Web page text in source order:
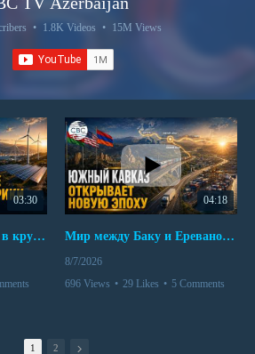
• 1.8K Videos • 15M Views
03:30
SOFAZ инвестировал в крупнейшего независимого производителя электроэнергии Перу
04:18
Мир между Баку и Ереваном запускает крупные логистические проекты
8/7/2026
696 Views • 29 Likes • 5 Comments
1 2